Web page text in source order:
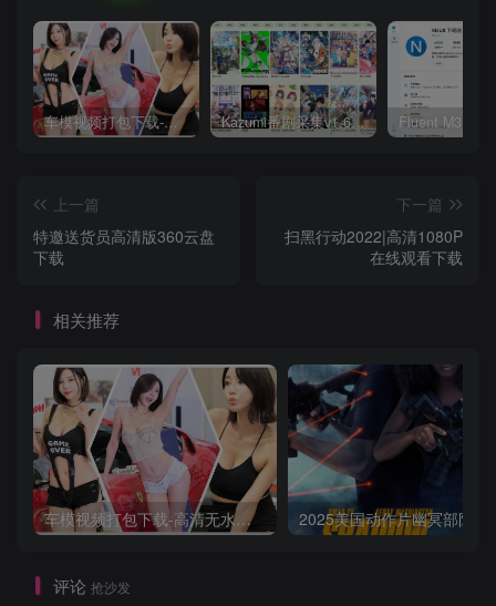
车模视频打包下载-高清无水印版 Kazumi番剧采集v1.6.9：支持自定义规则+在线观看+弹幕，跨平台下载
上一篇
特邀送货员高清版360云盘
下载
下一篇
扫黑行动2022|高清1080P
在线观看下载
相关推荐
车模视频打包下载-高清无水印版
评论 抢沙发